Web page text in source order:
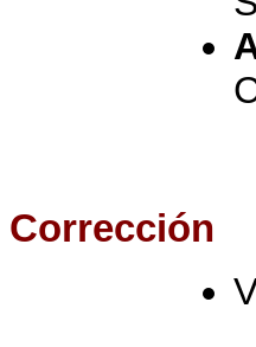
Corrección